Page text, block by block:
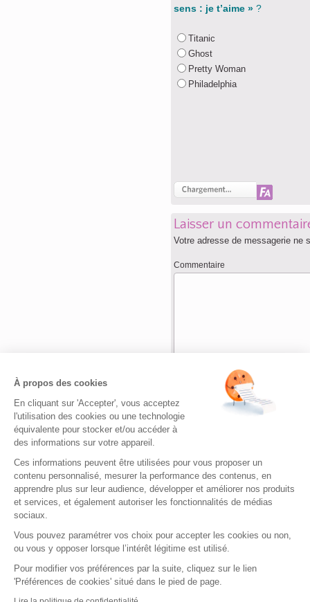
sens : je t’aime » ?
Titanic
Ghost
Pretty Woman
Philadelphia
Laisser un
Votre adresse de messagerie ne
Commentaire
Adresse de messagerie
Quizz.fr - de nombreux quizz gratuits pour
À propos des cookies
En cliquant sur 'Accepter', vous acceptez
l'utilisation des cookies ou une technologie
équivalente pour stocker et/ou accéder à
des informations sur votre appareil.
Ces informations peuvent être utilisées pour vous proposer un
contenu personnalisé, mesurer la performance des contenus, en
apprendre plus sur leur audience, développer et améliorer nos produits
et services, et également autoriser les fonctionnalités de médias
sociaux.
Vous pouvez paramétrer vos choix pour accepter les cookies ou non,
ou vous y opposer lorsque l’intérêt légitime est utilisé.
Pour modifier vos préférences par la suite, cliquez sur le lien
'Préférences de cookies' situé dans le pied de page.